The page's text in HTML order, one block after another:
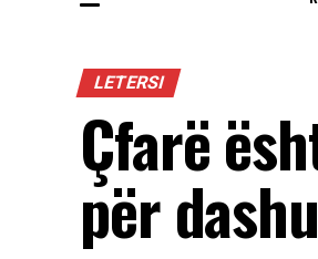
LETERSI
Çfarë
për